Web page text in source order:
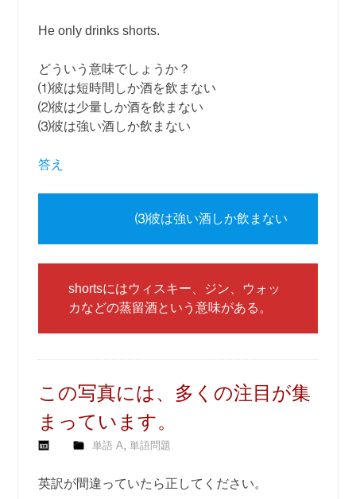
He only drinks shorts.
どういう意味でしょうか？
⑴彼は短時間しか酒を飲まない
⑵彼は少量しか酒を飲まない
⑶彼は強い酒しか飲まない
答え
⑶彼は強い酒しか飲まない
shortsにはウィスキー、ジン、ウォッ
カなどの蒸留酒という意味がある。
この写真には、多くの注目が集
まっています。
単語 A,単語問題
英訳が間違っていたら正してください。